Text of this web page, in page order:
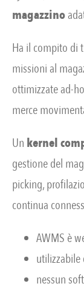
magazzino
Ha il compito di
missioni al
ottimizzate ad-
merce
Un kernel
gestione del
picking,
continua
AWMS è
utilizzabile
nessun